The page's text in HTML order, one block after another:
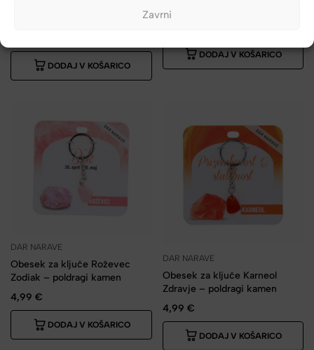
Zavrni
DODAJ V KOŠARICO
DODAJ V KOŠARICO
DAR NARAVE
Obesek za ključe Roževec
Zodiak – poldragi kamen
4,99 €
DODAJ V KOŠARICO
DAR NARAVE
Obesek za ključe Karneol
Zdravje – poldragi kamen
4,99 €
DODAJ V KOŠARICO